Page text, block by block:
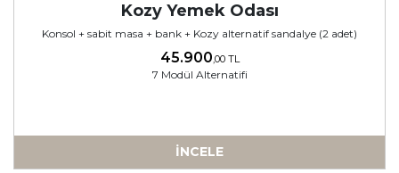
Kozy Yemek Odası
Konsol + sabit masa + bank + Kozy alternatif sandalye (2 adet)
45.900,00 TL
7 Modül Alternatifi
İNCELE
-